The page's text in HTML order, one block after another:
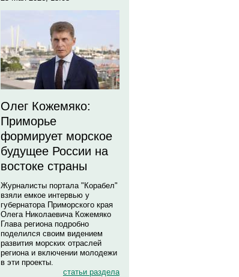
Олег Кожемяко:
Приморье
формирует морское
будущее России на
востоке страны
Журналисты портала "Корабел"
взяли емкое интервью у
губернатора Приморского края
Олега Николаевича Кожемяко
Глава региона подробно
поделился своим видением
развития морских отраслей
региона и включении молодежи
в эти проекты.
статьи раздела